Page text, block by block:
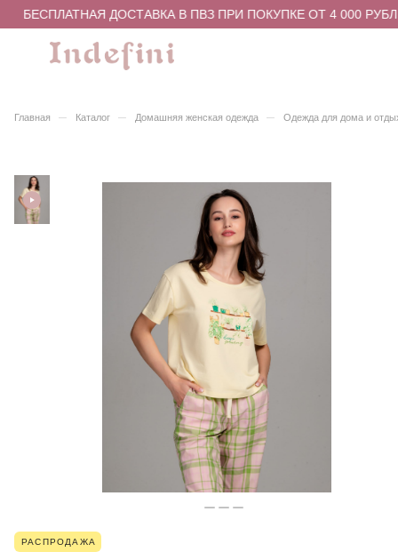
БЕСПЛАТНАЯ ДОСТАВКА В ПВЗ ПРИ ПОКУПКЕ ОТ 4 000
Главная – Каталог – Домашняя женская одежда – Одежда для дома и
РАСПРОДАЖА